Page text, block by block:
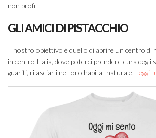
non profit
GLI AMICI DI PISTACCHIO
Il nostro obiettivo è quello di aprire un centro di
in centro Italia, dove poterci prendere cura degli
guariti, rilasciarli nel loro habitat naturale. Leggi